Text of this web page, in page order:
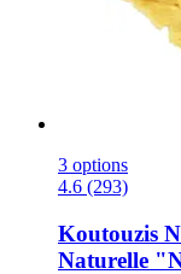
3 options
4.6 (293)
Koutouzis
Naturelle